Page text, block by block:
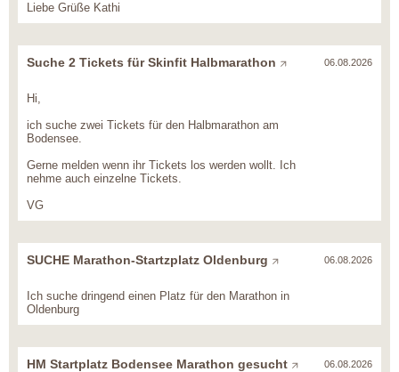
Liebe Grüße Kathi
Suche 2 Tickets für Skinfit Halbmarathon 06.08.2026
Hi,
ich suche zwei Tickets für den Halbmarathon am
Bodensee.
Gerne melden wenn ihr Tickets los werden wollt. Ich
nehme auch einzelne Tickets.
VG
SUCHE Marathon-Startzplatz Oldenburg 06.08.2026
Ich suche dringend einen Platz für den Marathon in
Oldenburg
HM Startplatz Bodensee Marathon gesucht 06.08.2026